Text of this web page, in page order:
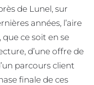
de Lunel, sur
années, l’aire
que ce soit en se
d’une offre de
parcours client
finale de ces